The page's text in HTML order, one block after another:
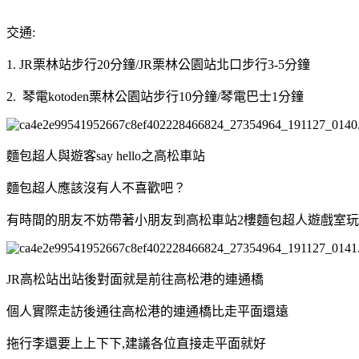
交通:
1. JR栗林站步行20分鐘/JR栗林公園站北口步行3-5分鐘
2. 琴電kotoden栗林公園站步行10分鐘/琴電巴士1分鐘
麵包超人與遊客say hello之高松車站
麵包超人應該沒有人不喜歡吧？
有時間的朋友不妨帶著小朋友到高松車站2樓麵包超人遊戲室
JR高松站出站後對面就是前往高松港的連通橋
個人實際走訪後通往高松港的連通橋比走平面還遠
拖行李還要上上下下,建議各位直接走平面就好